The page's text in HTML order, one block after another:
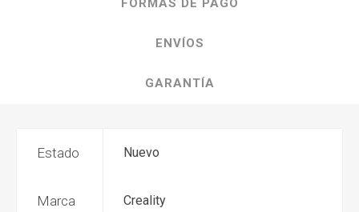
FORMAS DE PAGO
ENVÍOS
GARANTÍA
Estado Nuevo
Marca Creality